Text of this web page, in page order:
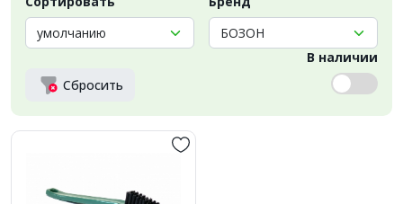
Сбросить
В наличии